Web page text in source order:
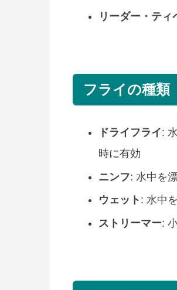
リーダー・ティ
フライの種類
ドライフライ:
時に有効
ニンフ: 水中を
ウェット : 水中
ストリーマー: